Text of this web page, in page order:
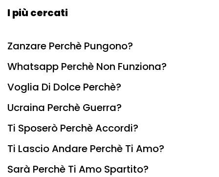
I più cercati
Zanzare Perchè Pungono?
Whatsapp Perchè Non Funziona?
Voglia Di Dolce Perchè?
Ucraina Perchè Guerra?
Ti Sposerò Perchè Accordi?
Ti Lascio Andare Perchè Ti Amo?
Sarà Perchè Ti Amo Spartito?